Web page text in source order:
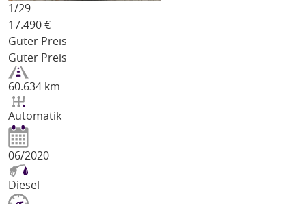
1/29
17.490 €
Guter Preis
Guter Preis
60.634 km
Automatik
06/2020
Diesel